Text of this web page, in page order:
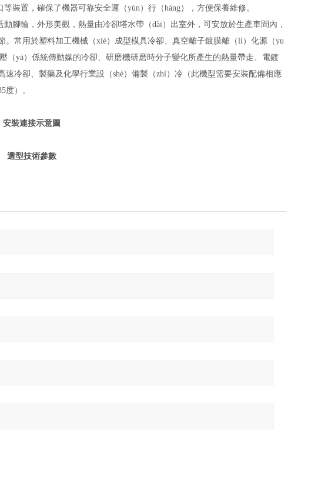
裝置，確保了機器可靠安全運（yùn）行（háng），方便保養維修。
腳輪，外形美觀，熱量由冷卻塔水帶（dài）出室外，可安放於生產車間內，
。常用於塑料加工機械（xiè）成型模具冷卻、真空離子鍍膜離（lí）化源（yu
（yā）係統傳動媒的冷卻、研磨機研磨時分子變化所產生的熱量帶走、電鍍
冷卻、製藥及化學行業設（shè）備製（zhì）冷 （此機型需要安裝配備相應
度）。
安裝連接示意圖
選型技術參數